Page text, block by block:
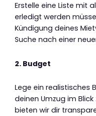
Erstelle eine Liste mit
erledigt werden
Kündigung deines
Suche nach einer
2. Budget
Lege ein realistisches
deinen Umzug im
bieten wir dir